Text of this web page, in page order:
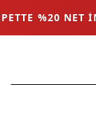
%20 NET